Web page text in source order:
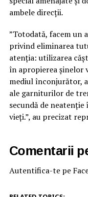
ambele direcții.
”Totodată, facem un
privind eliminarea
atenția: utilizarea
în apropierea șinelor
mediul înconjurător,
ale garniturilor de
secundă de
vieți.”, au precizat
Comentarii
Autentifica-te pe